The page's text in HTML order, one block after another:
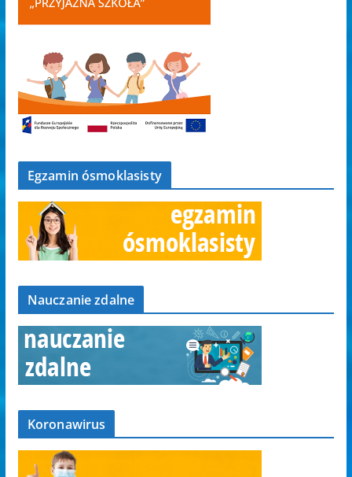
Egzamin ósmoklasisty
Nauczanie zdalne
Koronawirus